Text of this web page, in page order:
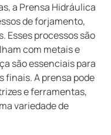
a Prensa Hidráulica
de forjamento,
Esses processos são
com metais e
são essenciais para
finais. A prensa pode
e ferramentas,
variedade de